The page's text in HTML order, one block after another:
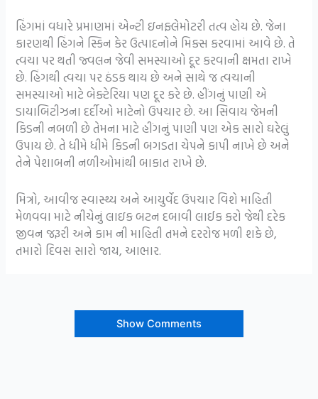
હિંગમાં વધારે પ્રમાણમાં એન્ટી ઇનફ્લેમોટરી તત્વ હોય છે. જેના
કારણથી હિંગને સ્કિન કેર ઉત્પાદનોને મિક્સ કરવામાં આવે છે. તે
ત્વચા પર થતી જ્વલન જેવી સમસ્યાઓ દૂર કરવાની ક્ષમતા રાખે
છે. હિંગથી ત્વચા પર ઠંડક થાય છે અને સાથે જ ત્વચાની
સમસ્યાઓ માટે બેક્ટેરિયા પણ દૂર કરે છે. હીંગનું પાણી એ
ડાયાબિટીઝના દર્દીઓ માટેનો ઉપચાર છે. આ સિવાય જેમની
કિડની નબળી છે તેમના માટે હીંગનું પાણી પણ એક સારો ઘરેલું
ઉપાય છે. તે ધીમે ધીમે કિડની બગડતા ચેપને કાપી નાખે છે અને
તેને પેશાબની નળીઓમાંથી બાકાત રાખે છે.
મિત્રો, આવીજ સ્વાસ્થ્ય અને આયુર્વેદ ઉપચાર વિશે માહિતી
મેળવવા માટે નીચેનું લાઇક બટન દબાવી લાઈક કરો જેથી દરેક
જીવન જરૂરી અને કામ ની માહિતી તમને દરરોજ મળી શકે છે,
તમારો દિવસ સારો જાય, આભાર.
Show Comments